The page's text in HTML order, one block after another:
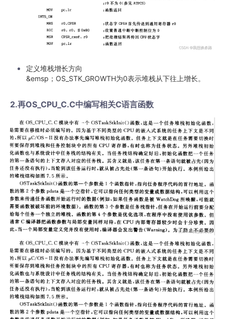
定义堆栈增长方向
&emsp；OS_STK_GROWTH为0表示堆栈从下往上增长。
2.再OS_CPU_C.C中编写相关C语言函数